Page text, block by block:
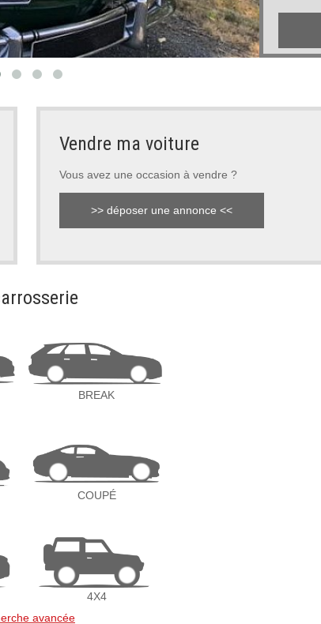
Vendre ma voiture
Vous avez une occasion à vendre ?
>> déposer une annonce <<
BREAK
COUPÉ
4X4
avancée